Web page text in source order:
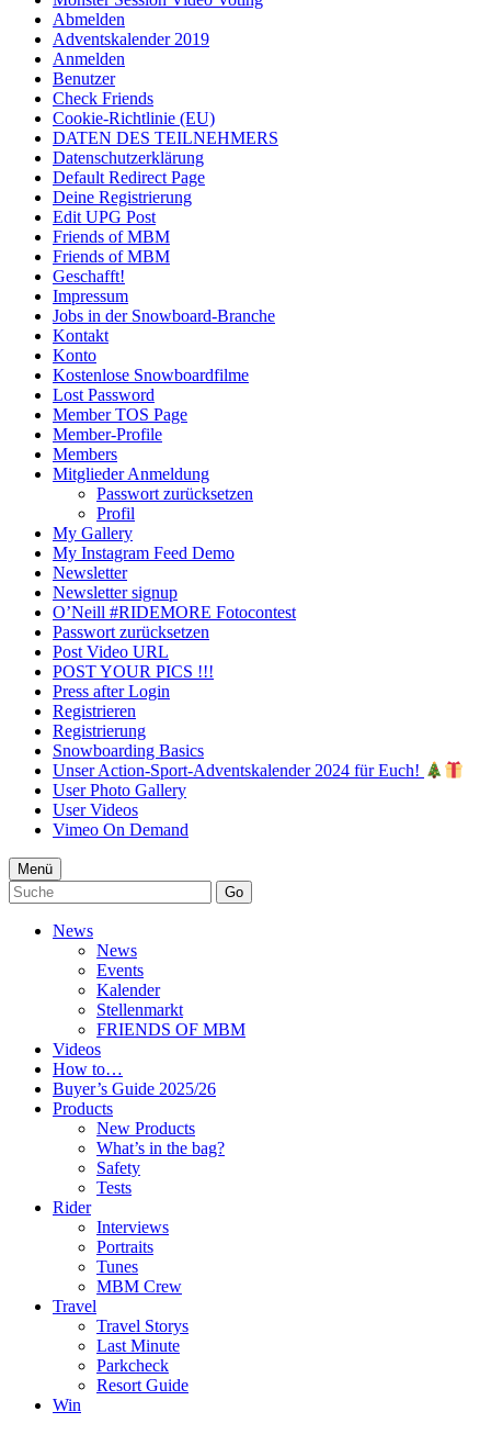
Abmelden
Adventskalender 2019
Anmelden
Benutzer
Check Friends
Cookie-Richtlinie (EU)
DATEN DES TEILNEHMERS
Datenschutzerklärung
Default Redirect Page
Deine Registrierung
Edit UPG Post
Friends of MBM
Friends of MBM
Geschafft!
Impressum
Jobs in der Snowboard-Branche
Kontakt
Konto
Kostenlose Snowboardfilme
Lost Password
Member TOS Page
Member-Profile
Members
Mitglieder Anmeldung
Passwort zurücksetzen
Profil
My Gallery
My Instagram Feed Demo
Newsletter
Newsletter signup
O’Neill #RIDEMORE Fotocontest
Passwort zurücksetzen
Post Video URL
POST YOUR PICS !!!
Press after Login
Registrieren
Registrierung
Snowboarding Basics
Unser Action-Sport-Adventskalender 2024 für Euch!
User Photo Gallery
User Videos
Vimeo On Demand
Menü
Go
News
News
Events
Kalender
Stellenmarkt
FRIENDS OF MBM
Videos
How to…
Buyer’s Guide 2025/26
Products
New Products
What’s in the bag?
Safety
Tests
Rider
Interviews
Portraits
Tunes
MBM Crew
Travel
Travel Storys
Last Minute
Parkcheck
Resort Guide
Win